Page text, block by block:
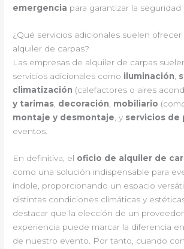
emergencia para garantizar la seguridad
¿Qué servicios adicionales suelen ofrecer
alquiler de carpas?
Las empresas de alquiler de carpas
servicios adicionales como iluminación,
climatización (calefactores o aires
y tarimas, decoración, mobiliario
montaje y desmontaje, y servicios de
eventos.
En definitiva, el oficio de alquiler de
como una solución indispensable para
índole, proporcionando un espacio
distintas condiciones climáticas y
destacar que la elección de un
experiencia puede marcar la diferencia
de nuestro evento. Por tanto, cuando